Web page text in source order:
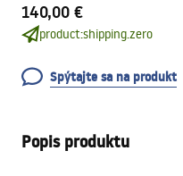
140,00 €
product:shipping.zero
Spýtajte sa na produkt
Popis produktu